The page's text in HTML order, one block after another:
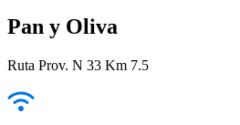
Pan y Oliva
Ruta Prov. N 33 Km 7.5